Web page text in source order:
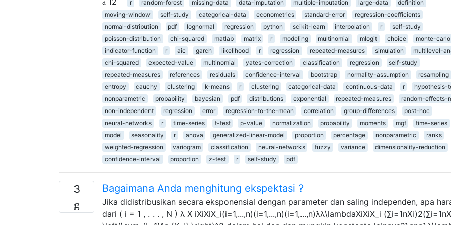
r random-forest missing-data data-imputation multiple-imputation large-data
definition
moving-window
self-study categorical-data econometrics standard-error
regression-coefficients
normal-distribution
pdf lognormal regression python scikit-learn interpolation r
self-study
poisson-distribution
chi-squared matlab matrix r modeling multinomial mlogit choice
monte-carlo
indicator-function
r aic garch likelihood r regression repeated-measures simulation
multilevel-
chi-squared
expected-value multinomial yates-correction classification regression
self-study
repeated-measures
references residuals confidence-interval bootstrap normality-assumption
resampling
entropy
cauchy clustering k-means r clustering categorical-data continuous-data r
hypothesis-
nonparametric
probability bayesian pdf distributions exponential repeated-measures
random-effects-
non-independent
regression error regression-to-the-mean correlation group-differences
post-hoc
neural-networks
r time-series t-test p-value normalization probability moments mgf
time-series
model
seasonality r anova generalized-linear-model proportion percentage nonparametric
ranks
weighted-regression
variogram classification neural-networks fuzzy variance
dimensionality-reduction
confidence-interval
proportion z-test r self-study pdf
3 Bagaimana Anda menghitung ekspektasi ?
Jika didistribusikan secara eksponensial dengan parameter dan saling independen, apa
dari ( i = 1 , . . . , N ) λ X iXiXiX_i(i=1,...,n)(i=1,...,n)(i=1,...,n)λλ\lambdaXiXiX_i